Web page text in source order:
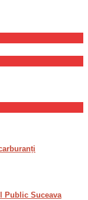
Public Suceava